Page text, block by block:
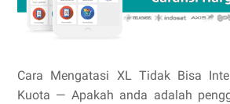
Cara Mengatasi XL Tidak Bisa
Kuota — Apakah anda adalah